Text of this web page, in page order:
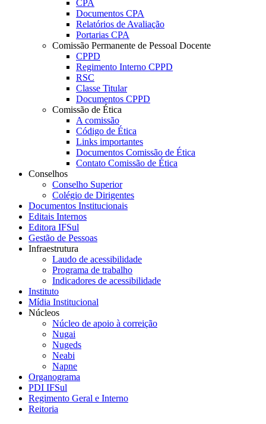
CPA
Documentos CPA
Relatórios de Avaliação
Portarias CPA
Comissão Permanente de Pessoal Docente
CPPD
Regimento Interno CPPD
RSC
Classe Titular
Documentos CPPD
Comissão de Ética
A comissão
Código de Ética
Links importantes
Documentos Comissão de Ética
Contato Comissão de Ética
Conselhos
Conselho Superior
Colégio de Dirigentes
Documentos Institucionais
Editais Internos
Editora IFSul
Gestão de Pessoas
Infraestrutura
Laudo de acessibilidade
Programa de trabalho
Indicadores de acessibilidade
Instituto
Mídia Institucional
Núcleos
Núcleo de apoio à correição
Nugai
Nugeds
Neabi
Napne
Organograma
PDI IFSul
Regimento Geral e Interno
Reitoria